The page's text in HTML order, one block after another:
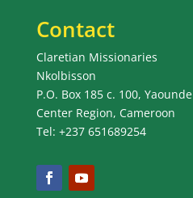
Contact
Claretian Missionaries
Nkolbisson
P.O. Box 185 c. 100, Yaounde
Center Region, Cameroon
Tel: +237 651689254